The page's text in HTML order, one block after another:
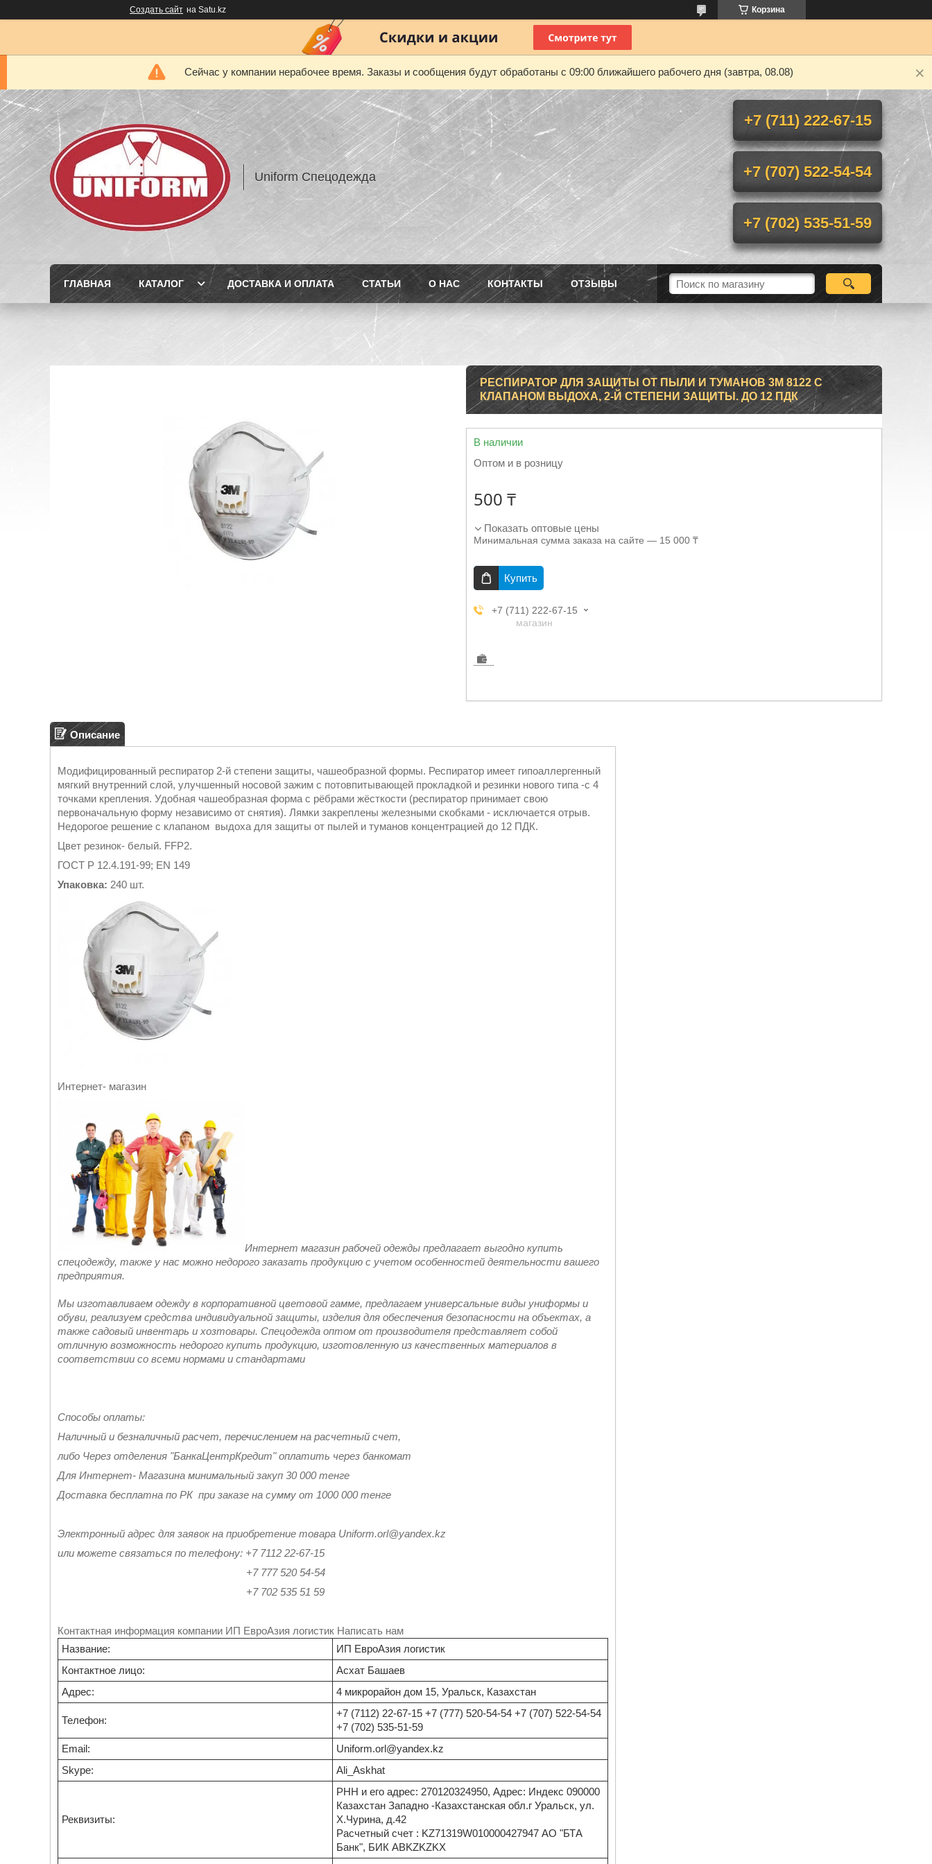
Создать сайт на Satu.kz Корзина
Сейчас у компании нерабочее время. Заказы и сообщения будут обработаны с 09:00 ближайшего рабочего дня (завтра, 08.08)
Uniform Спецодежда
+7 (711) 222-67-15
+7 (707) 522-54-54
+7 (702) 535-51-59
ГЛАВНАЯ КАТАЛОГ ДОСТАВКА И ОПЛАТА СТАТЬИ О НАС КОНТАКТЫ ОТЗЫВЫ
РЕСПИРАТОР ДЛЯ ЗАЩИТЫ ОТ ПЫЛИ И ТУМАНОВ 3М 8122 С
КЛАПАНОМ ВЫДОХА, 2-Й СТЕПЕНИ ЗАЩИТЫ. ДО 12 ПДК
В наличии
Оптом и в розницу
500 ₸
Показать оптовые цены
Минимальная сумма заказа на сайте — 15 000 ₸
Купить
+7 (711) 222-67-15
магазин
Описание
Модифицированный респиратор 2-й степени защиты, чашеобразной формы. Респиратор имеет гипоаллергенный
мягкий внутренний слой, улучшенный носовой зажим с потовпитывающей прокладкой и резинки нового типа -с 4
точками крепления. Удобная чашеобразная форма с рёбрами жёсткости (респиратор принимает свою
первоначальную форму независимо от снятия). Лямки закреплены железными скобками - исключается отрыв.
Недорогое решение с клапаном выдоха для защиты от пылей и туманов концентрацией до 12 ПДК.
Цвет резинок- белый. FFP2.
ГОСТ Р 12.4.191-99; EN 149
Упаковка: 240 шт.
Интернет- магазин
Интернет магазин рабочей одежды предлагает выгодно купить
спецодежду, также у нас можно недорого заказать продукцию с учетом особенностей деятельности вашего
предприятия.
Мы изготавливаем одежду в корпоративной цветовой гамме, предлагаем универсальные виды униформы и
обуви, реализуем средства индивидуальной защиты, изделия для обеспечения безопасности на объектах, а
также садовый инвентарь и хозтовары. Спецодежда оптом от производителя представляет собой
отличную возможность недорого купить продукцию, изготовленную из качественных материалов в
соответствии со всеми нормами и стандартами
Способы оплаты:
Наличный и безналичный расчет, перечислением на расчетный счет,
либо Через отделения "БанкаЦентрКредит" оплатить через банкомат
Для Интернет- Магазина минимальный закуп 30 000 тенге
Доставка бесплатна по РК при заказе на сумму от 1000 000 тенге
Электронный адрес для заявок на приобретение товара Uniform.orl@yandex.kz
или можете связаться по телефону: +7 7112 22-67-15
+7 777 520 54-54
+7 702 535 51 59
Контактная информация компании ИП ЕвроАзия логистик Написать нам
Название:
ИП ЕвроАзия логистик
Контактное лицо:
Асхат Башаев
Адрес:
4 микрорайон дом 15, Уральск, Казахстан
Телефон:
+7 (7112) 22-67-15 +7 (777) 520-54-54 +7 (707) 522-54-54
+7 (702) 535-51-59
Email:
Uniform.orl@yandex.kz
Skype:
Ali_Askhat
Реквизиты:
РНН и его адрес: 270120324950, Адрес: Индекс 090000
Казахстан Западно -Казахстанская обл.г Уральск, ул.
Х.Чурина, д.42
Расчетный счет : KZ71319W010000427947 АО "БТА
Банк", БИК ABKZKZKX